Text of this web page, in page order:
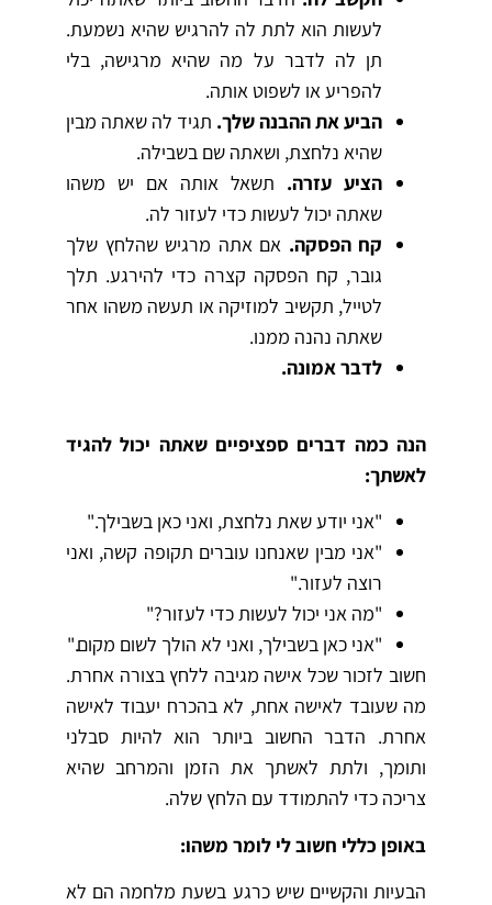
לעשות הוא לתת לה להרגיש שהיא נשמעת.
תן לה לדבר על מה שהיא מרגישה, בלי
להפריע או לשפוט אותה.
הביע את ההבנה שלך. תגיד לה שאתה מבין
שהיא נלחצת, ושאתה שם בשבילה.
הציע עזרה. תשאל אותה אם יש משהו
שאתה יכול לעשות כדי לעזור לה.
קח הפסקה. אם אתה מרגיש שהלחץ שלך
גובר, קח הפסקה קצרה כדי להירגע. תלך
לטייל, תקשיב למוזיקה או תעשה משהו אחר
שאתה נהנה ממנו.
לדבר אמונה.
הנה כמה דברים ספציפיים שאתה יכול להגיד
לאשתך:
"אני יודע שאת נלחצת, ואני כאן בשבילך."
"אני מבין שאנחנו עוברים תקופה קשה, ואני
רוצה לעזור."
"מה אני יכול לעשות כדי לעזור?"
"אני כאן בשבילך, ואני לא הולך לשום מקום."
חשוב לזכור שכל אישה מגיבה ללחץ בצורה אחרת.
מה שעובד לאישה אחת, לא בהכרח יעבוד לאישה
אחרת. הדבר החשוב ביותר הוא להיות סבלני
ותומך, ולתת לאשתך את הזמן והמרחב שהיא
צריכה כדי להתמודד עם הלחץ שלה.
באופן כללי חשוב לי לומר משהו:
הבעיות והקשיים שיש כרגע בשעת מלחמה הם לא